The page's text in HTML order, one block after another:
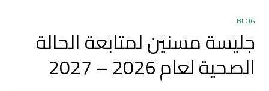
BLOG
جليسة مسنين لمتابعة الحالة
الصحية لعام 2026 – 2027